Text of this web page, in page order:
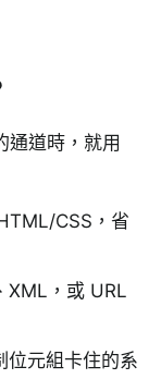
通道時，就用
CSS，省
XML，或 URL
位元組卡住的系